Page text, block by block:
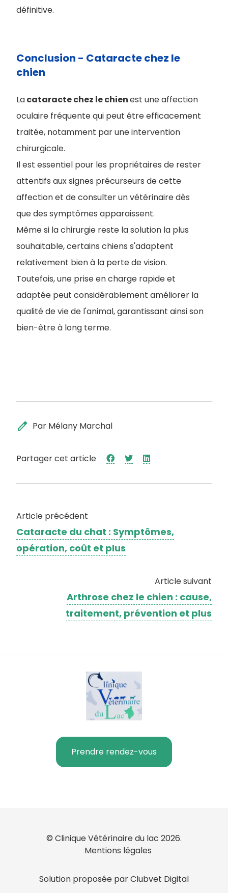
définitive.
Conclusion - Cataracte chez le
chien
Lacataracte chez le chienest une affection
oculaire fréquente qui peut être efficacement
traitée, notamment par une intervention
chirurgicale.
Il est essentiel pour les propriétaires de rester
attentifs aux signes précurseurs de cette
affection et de consulter un vétérinaire dès
que des symptômes apparaissent.
Même si la chirurgie reste la solution la plus
souhaitable, certains chiens s'adaptent
relativement bien à la perte de vision.
Toutefois, une prise en charge rapide et
adaptée peut considérablement améliorer la
qualité de vie de l'animal, garantissant ainsi son
bien-être à long terme.
edit Par Mélany Marchal
Partager cet article
Article précédent
Cataracte du chat : Symptômes,
opération, coût et plus
Article suivant
Arthrose chez le chien : cause,
traitement, prévention et plus
Prendre rendez-vous
© Clinique Vétérinaire du lac 2026.
Mentions légales
Solution proposée par Clubvet Digital